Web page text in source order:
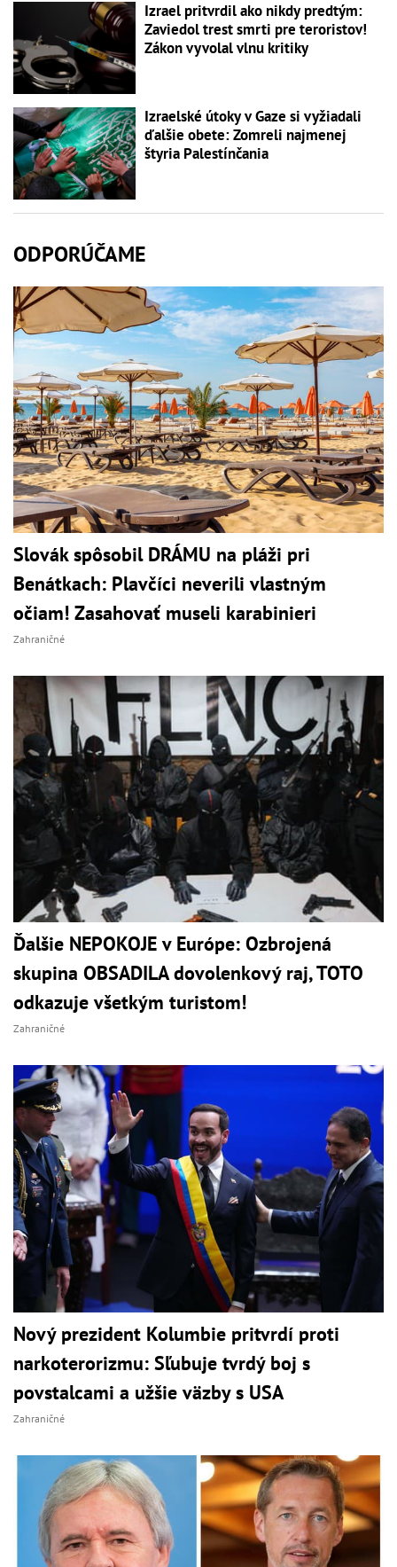
Izrael pritvrdil ako nikdy predtým:
Zaviedol trest smrti pre teroristov!
Zákon vyvolal vlnu kritiky
Izraelské útoky v Gaze si vyžiadali
ďalšie obete: Zomreli najmenej
štyria Palestínčania
ODPORÚČAME
Slovák spôsobil DRÁMU na pláži pri
Benátkach: Plavčíci neverili vlastným
očiam! Zasahovať museli karabinieri
Zahraničné
Ďalšie NEPOKOJE v Európe: Ozbrojená
skupina OBSADILA dovolenkový raj, TOTO
odkazuje všetkým turistom!
Zahraničné
Nový prezident Kolumbie pritvrdí proti
narkoterorizmu: Sľubuje tvrdý boj s
povstalcami a užšie väzby s USA
Zahraničné